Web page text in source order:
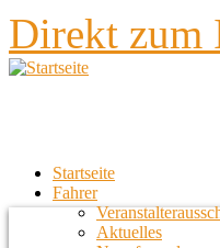
Direkt zum
Startseite
Fahrer
Aktuelles